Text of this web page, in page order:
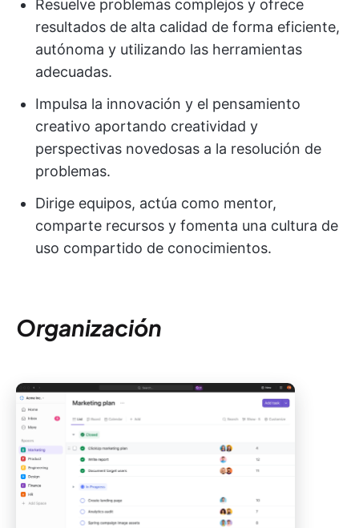
Resuelve problemas complejos y ofrece
resultados de alta calidad de forma eficiente,
autónoma y utilizando las herramientas
adecuadas.
Impulsa la innovación y el pensamiento
creativo aportando creatividad y
perspectivas novedosas a la resolución de
problemas.
Dirige equipos, actúa como mentor,
comparte recursos y fomenta una cultura de
uso compartido de conocimientos.
Organización